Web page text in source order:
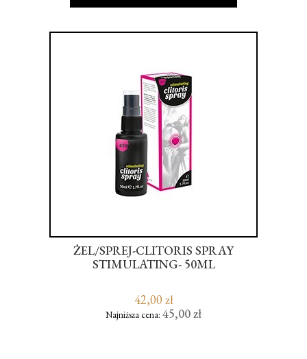
ŻEL/SPREJ-CLITORIS SPRAY
STIMULATING- 50ML
42,00 zł
Najniższa cena: 45,00 zł